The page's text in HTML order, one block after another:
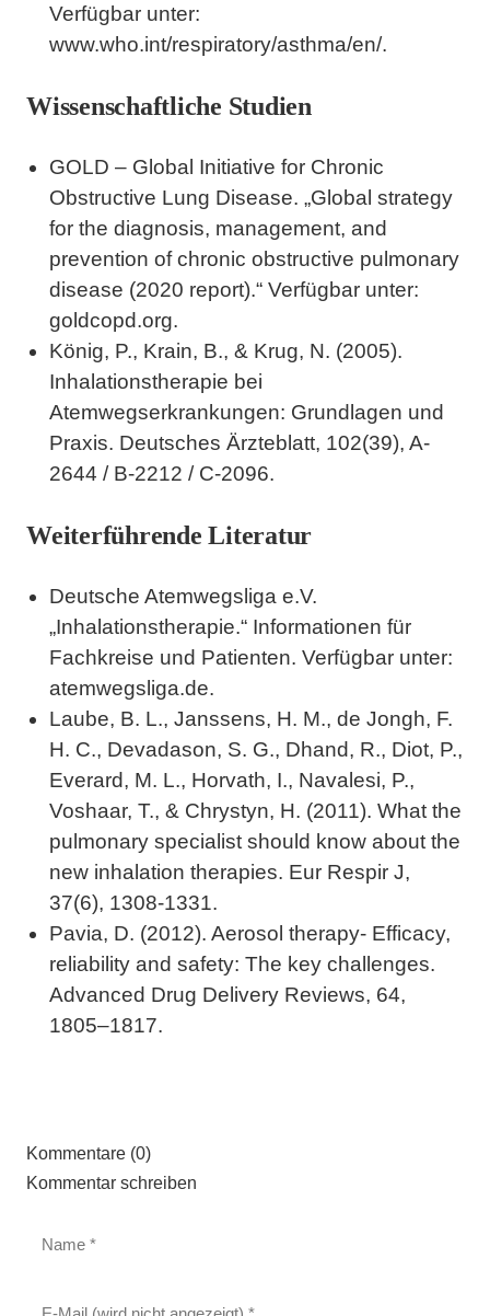
Verfügbar unter:
www.who.int/respiratory/asthma/en/.
Wissenschaftliche Studien
GOLD – Global Initiative for Chronic
Obstructive Lung Disease. „Global strategy
for the diagnosis, management, and
prevention of chronic obstructive pulmonary
disease (2020 report).“ Verfügbar unter:
goldcopd.org.
König, P., Krain, B., & Krug, N. (2005).
Inhalationstherapie bei
Atemwegserkrankungen: Grundlagen und
Praxis. Deutsches Ärzteblatt, 102(39), A-
2644 / B-2212 / C-2096.
Weiterführende Literatur
Deutsche Atemwegsliga e.V.
„Inhalationstherapie.“ Informationen für
Fachkreise und Patienten. Verfügbar unter:
atemwegsliga.de.
Laube, B. L., Janssens, H. M., de Jongh, F.
H. C., Devadason, S. G., Dhand, R., Diot, P.,
Everard, M. L., Horvath, I., Navalesi, P.,
Voshaar, T., & Chrystyn, H. (2011). What the
pulmonary specialist should know about the
new inhalation therapies. Eur Respir J,
37(6), 1308-1331.
Pavia, D. (2012). Aerosol therapy- Efficacy,
reliability and safety: The key challenges.
Advanced Drug Delivery Reviews, 64,
1805–1817.
Kommentare (0)
Kommentar schreiben